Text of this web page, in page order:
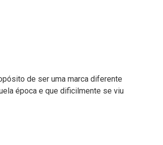
de ser uma marca diferente
época e que dificilmente se viu